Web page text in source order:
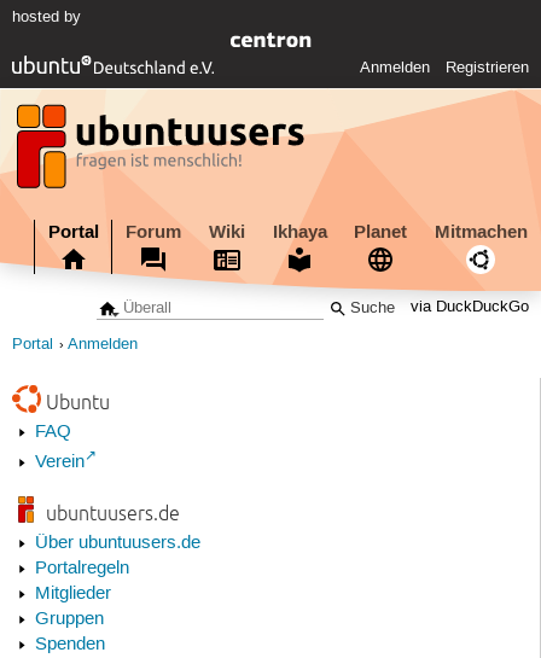
hosted by
Anmelden Registrieren
Portal Forum Wiki Ikhaya Planet Mitmachen
via DuckDuckGo
Portal Anmelden
Ubuntu
FAQ
Verein
ubuntuusers.de
Über ubuntuusers.de
Portalregeln
Mitglieder
Gruppen
Spenden